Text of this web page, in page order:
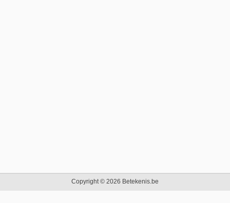
Copyright © 2026 Betekenis.be